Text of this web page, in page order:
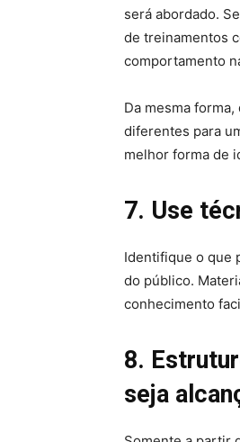
será abordado.
de treinamentos
comportamento
Da mesma
diferentes para
melhor forma de
7. Use
Identifique o que
do público.
conhecimento
8.
seja